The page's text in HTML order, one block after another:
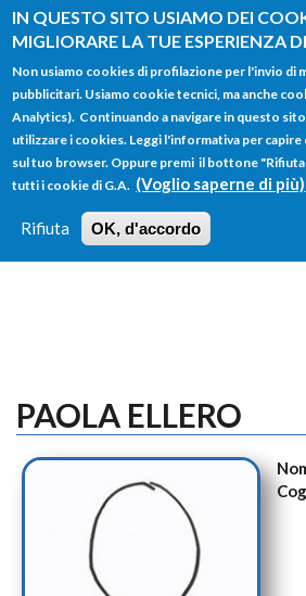
IN QUESTO SITO USIAMO DEI
MIGLIORARE LA TUE ESPERIENZA
Non usiamo cookies di profilazione per l'invio di
pubblicitari. Usiamo cookie tecnici, ma anche
Analytics). Continuando a navigare in questo
utilizzare i cookies. Leggi l'informativa per
sul tuo browser. Oppure premi il bottone
tutti i cookie di G.A. (Voglio saperne di più)
Rifiuta OK, d'accordo
Salta al contenuto principale
FORM
DI
RICERCA
Main menu
HOME TUTTI I PROFILI
LOGIN
PAOLA ELLERO